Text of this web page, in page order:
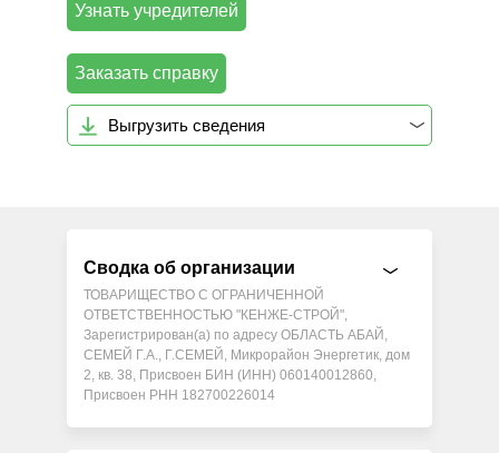
Узнать учредителей
Заказать справку
Выгрузить сведения
Сводка об организации
ТОВАРИЩЕСТВО С ОГРАНИЧЕННОЙ
ОТВЕТСТВЕННОСТЬЮ "КЕНЖЕ-СТРОЙ",
Зарегистрирован(а) по адресу ОБЛАСТЬ АБАЙ,
СЕМЕЙ Г.А., Г.СЕМЕЙ, Микрорайон Энергетик, дом
2, кв. 38, Присвоен БИН (ИНН) 060140012860,
Присвоен РНН 182700226014